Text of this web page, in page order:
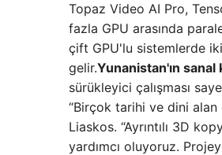
Topaz Video AI Pro,
fazla GPU arasında
çift GPU'lu sistemlerde
gelir.Yunanistan'ın
sürükleyici çalışması
“Birçok tarihi ve dini alan
Liaskos. “Ayrıntılı 3D
yardımcı oluyoruz.